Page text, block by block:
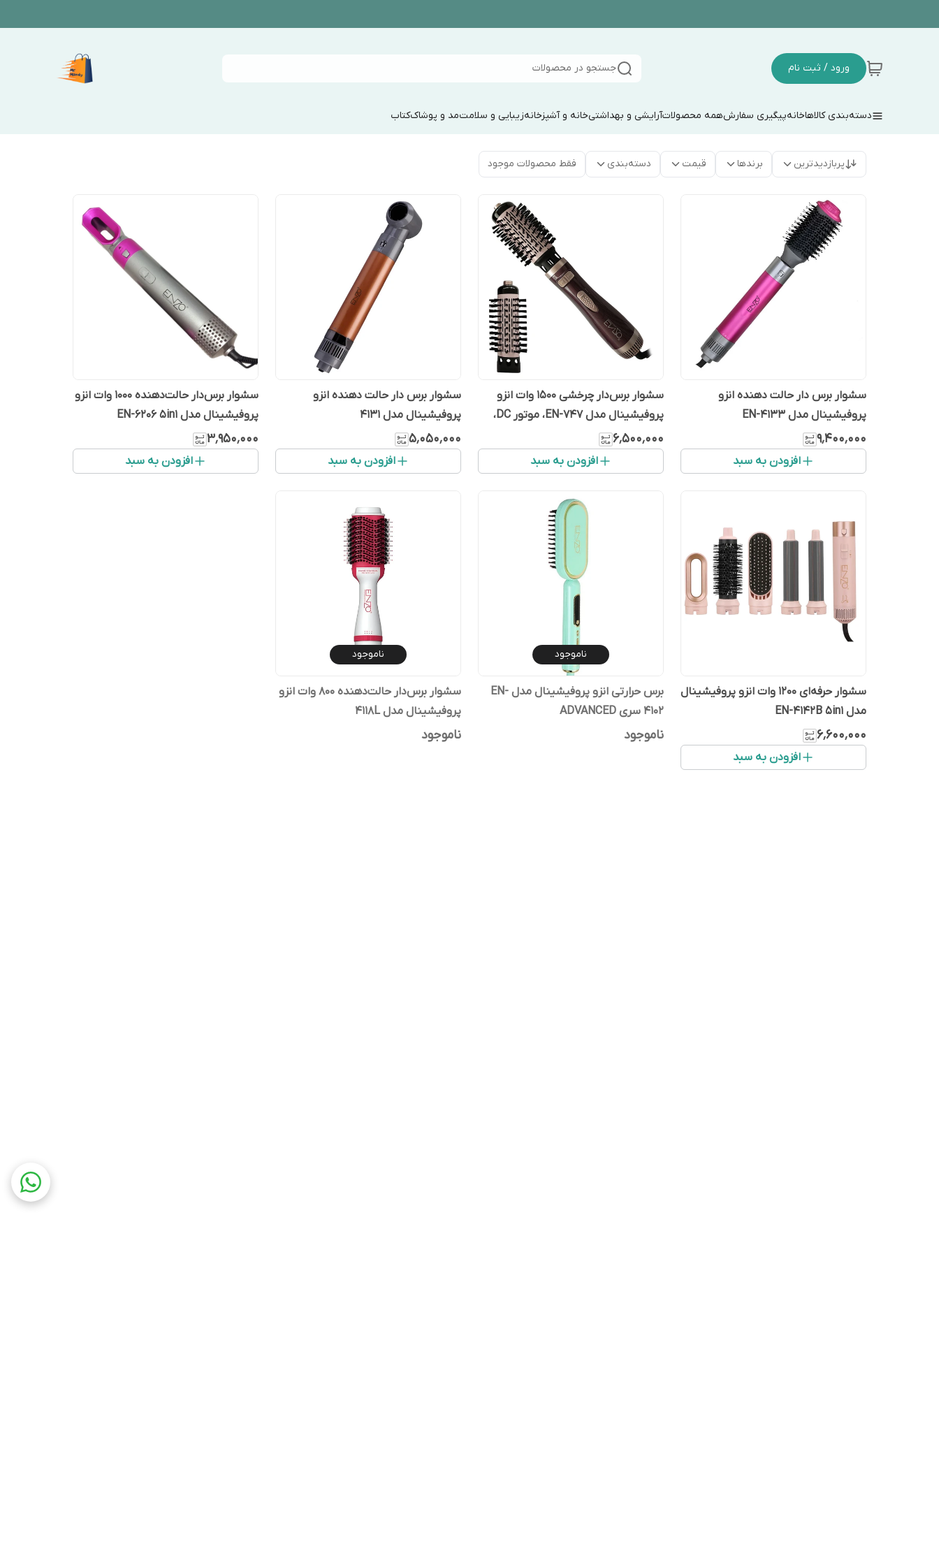
ورود / ثبت نام جستجو در محصولات
دسته‌بندی کالاهاخانهپیگیری سفارشهمه محصولاتآرایشی و بهداشتیخانه و آشپزخانهزیبایی و سلامتمد و پوشاککتاب
پربازدیدترین برندها قیمت دسته‌بندی فقط محصولات موجود
سشوار برس دار حالت دهنده انزو
پروفیشینال مدل EN-4133
۹٬۴۰۰٬۰۰۰
افزودن به سبد
سشوار برس‌دار چرخشی 1500 وات انزو
پروفیشینال مدل EN-747، موتور DC،
وزن 700 گرم، المنت سرامیک، دارای سری
برس‌دار گرد باریک، سری برس‌دار گرد پهن
با ویژگی صاف‌کنندگی، حجم‌دهندگی، با
ارگونومیک، سری قابل تعویض
۶٬۵۰۰٬۰۰۰
افزودن به سبد
سشوار برس دار حالت دهنده انزو
پروفیشینال مدل 4131
۵٬۰۵۰٬۰۰۰
افزودن به سبد
سشوار برس‌دار حالت‌دهنده 1000 وات انزو
پروفیشینال مدل EN-6206 5in1
۳٬۹۵۰٬۰۰۰
افزودن به سبد
سشوار حرفه‌ای 1200 وات انزو پروفیشینال
مدل EN-4142B 5in1
۶٬۶۰۰٬۰۰۰
افزودن به سبد
ناموجود
برس حرارتی انزو پروفیشینال مدل EN-
4102 سری ADVANCED
ناموجود
ناموجود
سشوار برس‌دار حالت‌دهنده 800 وات انزو
پروفیشینال مدل 4118L
ناموجود